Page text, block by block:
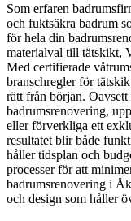
Som erfaren
och fuktsäkra badrum
för hela din
materialval till tätskikt,
Med certifierade
branschregler för
rätt från början.
badrumsrenovering,
eller förverkliga ett
resultatet blir både
håller tidsplan och
processer för att
badrumsrenovering i
och design som håller